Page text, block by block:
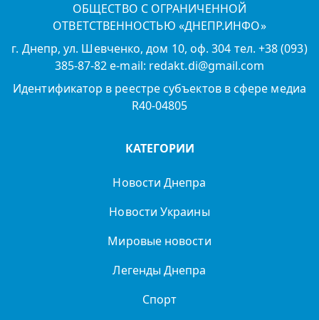
ОБЩЕСТВО С ОГРАНИЧЕННОЙ
ОТВЕТСТВЕННОСТЬЮ «ДНЕПР.ИНФО»
г. Днепр, ул. Шевченко, дом 10, оф. 304 тел. +38 (093)
385-87-82 e-mail: redakt.di@gmail.com
Идентификатор в реестре субъектов в сфере медиа
R40-04805
КАТЕГОРИИ
Новости Днепра
Новости Украины
Мировые новости
Легенды Днепра
Спорт